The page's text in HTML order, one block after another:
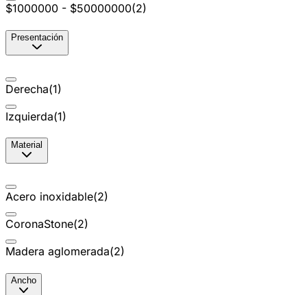
$1000000 - $50000000(2)
Presentación
Derecha(1)
Izquierda(1)
Material
Acero inoxidable(2)
CoronaStone(2)
Madera aglomerada(2)
Ancho